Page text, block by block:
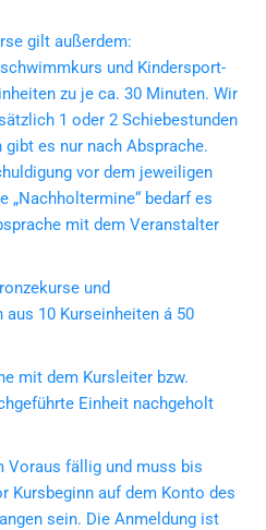
gilt außerdem:
und Kindersport-
zu je ca. 30 Minuten. Wir
1 oder 2 Schiebestunden
es nur nach Absprache.
vor dem jeweiligen
„Nachholtermine“ bedarf es
mit dem Veranstalter
und
10 Kurseinheiten á 50
mit dem Kursleiter bzw.
Einheit nachgeholt
Voraus fällig und muss bis
Kursbeginn auf dem Konto des
sein. Die Anmeldung ist